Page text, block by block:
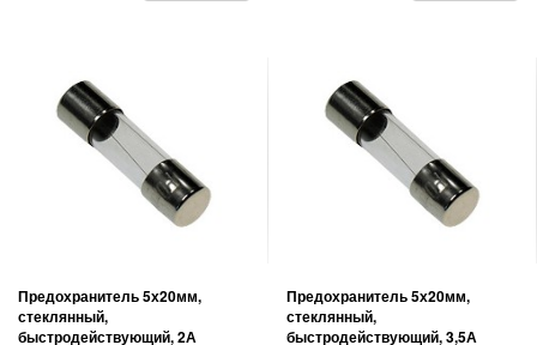
Предохранитель 5х20мм,
стеклянный,
быстродействующий, 2А
Предохранитель 5х20мм,
стеклянный,
быстродействующий, 3,5А